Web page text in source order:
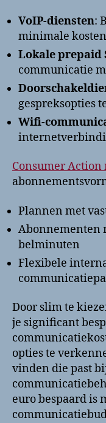
VoIP-diensten:
minimale kosten
Lokale prepaid
communicatie
gespreksopties
Wifi-
Consumer Action
Plannen met
Abonnementen
belminuten
Flexibele
Door slim te
je significant
opties te
vinden die past
euro bespaard is